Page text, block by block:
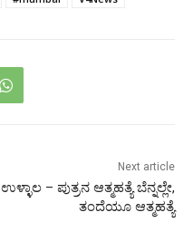
Next article
ಉಳ್ಳಾಲ – ಪುತ್ರನ ಆತ್ಮಹತ್ಯೆ ಬೆನ್ನಲ್ಲೇ,
ತಂದೆಯೂ ಆತ್ಮಹತ್ಯೆ